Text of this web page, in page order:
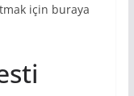
için buraya